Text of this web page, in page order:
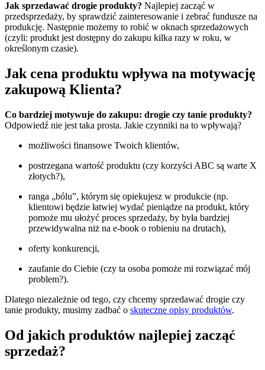
Jak sprzedawać drogie produkty? Najlepiej zacząć w
przedsprzedaży, by sprawdzić zainteresowanie i zebrać fundusze na
produkcję. Następnie możemy to robić w oknach sprzedażowych
(czyli: produkt jest dostępny do zakupu kilka razy w roku, w
określonym czasie).
Jak cena produktu wpływa na motywację
zakupową Klienta?
Co bardziej motywuje do zakupu: drogie czy tanie produkty?
Odpowiedź nie jest taka prosta. Jakie czynniki na to wpływają?
możliwości finansowe Twoich klientów,
postrzegana wartość produktu (czy korzyści ABC są warte X
złotych?),
ranga „bólu”, którym się opiekujesz w produkcie (np.
klientowi będzie łatwiej wydać pieniądze na produkt, który
pomoże mu ułożyć proces sprzedaży, by była bardziej
przewidywalna niż na e-book o robieniu na drutach),
oferty konkurencji,
zaufanie do Ciebie (czy ta osoba pomoże mi rozwiązać mój
problem?).
Dlatego niezależnie od tego, czy chcemy sprzedawać drogie czy
tanie produkty, musimy zadbać o skuteczne opisy produktów.
Od jakich produktów najlepiej zacząć
sprzedaż?